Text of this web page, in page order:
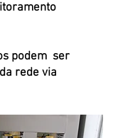
podem ser
rede via